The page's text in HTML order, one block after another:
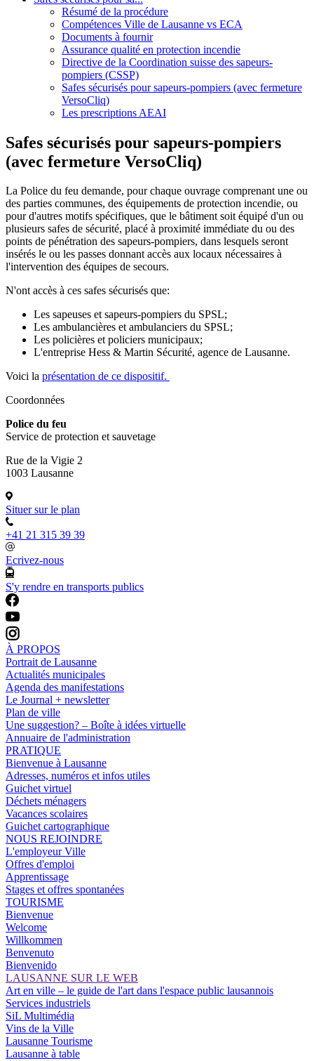
Résumé de la procédure
Compétences Ville de Lausanne vs ECA
Documents à fournir
Assurance qualité en protection incendie
Directive de la Coordination suisse des sapeurs-
pompiers (CSSP)
Safes sécurisés pour sapeurs-pompiers (avec fermeture
VersoCliq)
Les prescriptions AEAI
Safes sécurisés pour sapeurs-pompiers
(avec fermeture VersoCliq)
La Police du feu demande, pour chaque ouvrage comprenant une ou
des parties communes, des équipements de protection incendie, ou
pour d'autres motifs spécifiques, que le bâtiment soit équipé d'un ou
plusieurs safes de sécurité, placé à proximité immédiate du ou des
points de pénétration des sapeurs-pompiers, dans lesquels seront
insérés le ou les passes donnant accès aux locaux nécessaires à
l'intervention des équipes de secours.
N'ont accès à ces safes sécurisés que:
Les sapeuses et sapeurs-pompiers du SPSL;
Les ambulancières et ambulanciers du SPSL;
Les policières et policiers municipaux;
L'entreprise Hess & Martin Sécurité, agence de Lausanne.
Voici la présentation de ce dispositif.
Coordonnées
Police du feu
Service de protection et sauvetage
Rue de la Vigie 2
1003 Lausanne
Situer sur le plan
+41 21 315 39 39
Ecrivez-nous
S'y rendre en transports publics
À PROPOS
Portrait de Lausanne
Actualités municipales
Agenda des manifestations
Le Journal + newsletter
Plan de ville
Une suggestion? – Boîte à idées virtuelle
Annuaire de l'administration
PRATIQUE
Bienvenue à Lausanne
Adresses, numéros et infos utiles
Guichet virtuel
Déchets ménagers
Vacances scolaires
Guichet cartographique
NOUS REJOINDRE
L'employeur Ville
Offres d'emploi
Apprentissage
Stages et offres spontanées
TOURISME
Bienvenue
Welcome
Willkommen
Benvenuto
Bienvenido
LAUSANNE SUR LE WEB
Art en ville – le guide de l'art dans l'espace public lausannois
Services industriels
SiL Multimédia
Vins de la Ville
Lausanne Tourisme
Lausanne à table